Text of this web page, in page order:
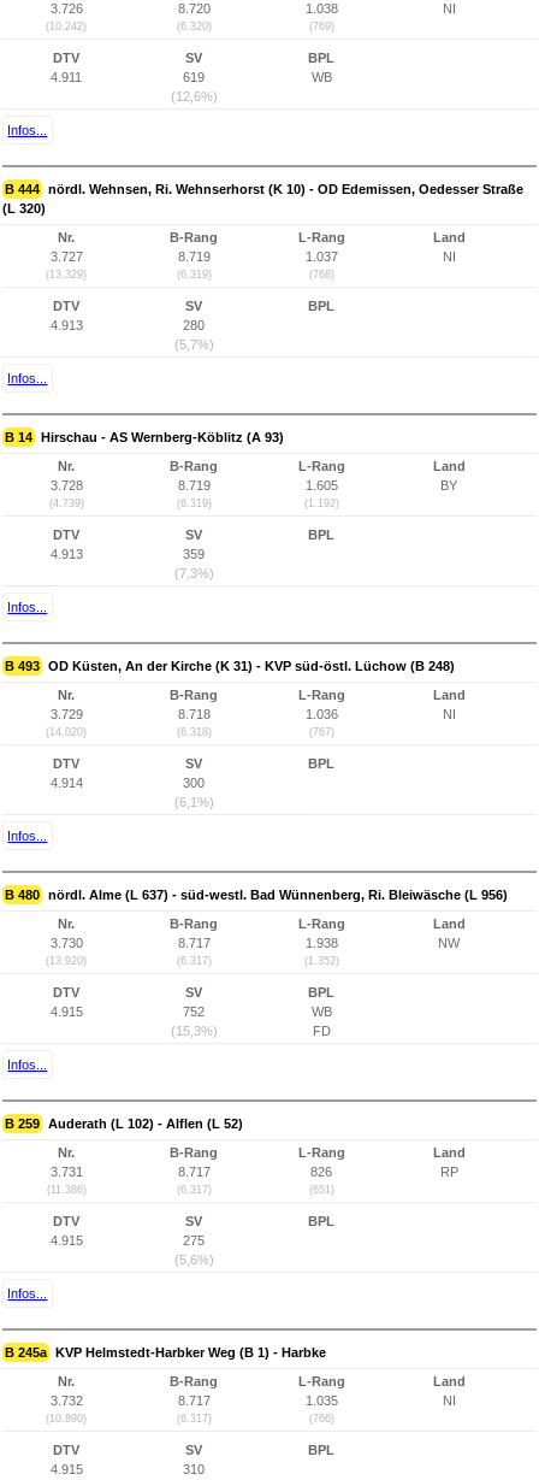
3.726
(10.242)
8.720
(6.320)
1.038
(769)
NI
DTV
4.911
SV
619
(12,6%)
BPL
WB
Infos...
B 444 nördl. Wehnsen, Ri. Wehnserhorst (K 10) - OD Edemissen, Oedesser Straße
(L 320)
Nr.
3.727
(13.329)
B-Rang
8.719
(6.319)
L-Rang
1.037
(768)
Land
NI
DTV
4.913
SV
280
(5,7%)
BPL
Infos...
B 14 Hirschau - AS Wernberg-Köblitz (A 93)
Nr.
3.728
(4.739)
B-Rang
8.719
(6.319)
L-Rang
1.605
(1.192)
Land
BY
DTV
4.913
SV
359
(7,3%)
BPL
Infos...
B 493 OD Küsten, An der Kirche (K 31) - KVP süd-östl. Lüchow (B 248)
Nr.
3.729
(14.020)
B-Rang
8.718
(6.318)
L-Rang
1.036
(767)
Land
NI
DTV
4.914
SV
300
(6,1%)
BPL
Infos...
B 480 nördl. Alme (L 637) - süd-westl. Bad Wünnenberg, Ri. Bleiwäsche (L 956)
Nr.
3.730
(13.920)
B-Rang
8.717
(6.317)
L-Rang
1.938
(1.352)
Land
NW
DTV
4.915
SV
752
(15,3%)
BPL
WB
FD
Infos...
B 259 Auderath (L 102) - Alflen (L 52)
Nr.
3.731
(11.386)
B-Rang
8.717
(6.317)
L-Rang
826
(651)
Land
RP
DTV
4.915
SV
275
(5,6%)
BPL
Infos...
B 245a KVP Helmstedt-Harbker Weg (B 1) - Harbke
Nr.
3.732
(10.890)
B-Rang
8.717
(6.317)
L-Rang
1.035
(766)
Land
NI
DTV
4.915
SV
310
BPL